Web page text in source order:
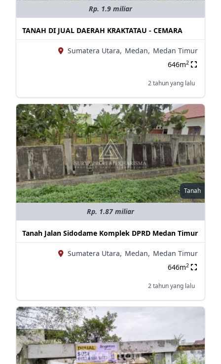
Rp. 1.9 miliar
TANAH DI JUAL DAERAH KRAKTATAU - CEMARA
Sumatera Utara, Medan, Medan Timur
646m2
2 tahun yang lalu
Tanah
Rp. 1.87 miliar
Tanah Jalan Sidodame Komplek DPRD Medan Timur
Sumatera Utara, Medan, Medan Timur
646m2
2 tahun yang lalu